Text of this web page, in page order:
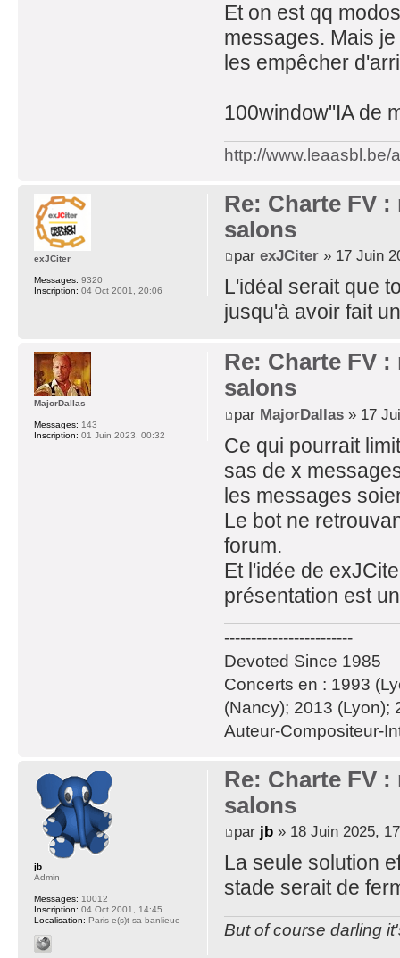
Et on est qq
messages. Mais
les empêcher
100window"IA de
http://www.leaasbl.be/
Re: Charte FV
salons
par exJCiter» 17 Juin
L'idéal serait que
jusqu'à avoir fait
exJCiter
Messages: 9320
Inscription: 04 Oct 2001, 20:06
Re: Charte FV
salons
par MajorDallas» 17
Ce qui pourrait
sas de x
les messages
Le bot ne
forum.
Et l'idée de
présentation est
------------------------
Devoted Since 1985
Concerts en : 1993
(Nancy); 2013 (Lyon);
Auteur-Compositeur-
MajorDallas
Messages: 143
Inscription: 01 Juin 2023, 00:32
Re: Charte FV
salons
par jb» 18 Juin 2025,
La seule solution
stade serait de
But of course darling
jb
Admin
Messages: 10012
Inscription: 04 Oct 2001, 14:45
Localisation: Paris e(s)t sa banlieue